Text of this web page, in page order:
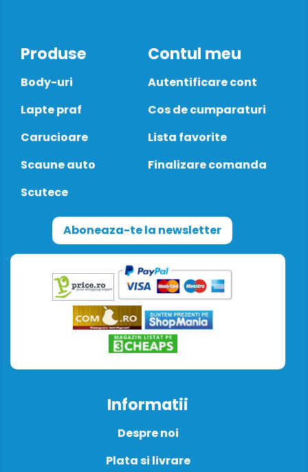
Produse
Body-uri
Lapte praf
Carucioare
Scaune auto
Scutece
Contul meu
Autentificare cont
Cos de cumparaturi
Lista favorite
Finalizare comanda
Aboneaza-te la newsletter
Informatii
Despre noi
Plata si livrare